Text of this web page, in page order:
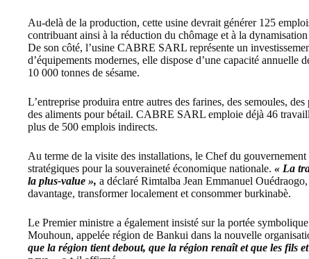
Au-delà de la production, cette usine devrait générer 125
contribuant ainsi à la réduction du chômage et à la
De son côté, l’usine CABRE SARL représente un
d’équipements modernes, elle dispose d’une capacité annuelle
10 000 tonnes de sésame.
L’entreprise produira entre autres des farines, des semoules,
des aliments pour bétail. CABRE SARL emploie déjà 46
plus de 500 emplois indirects.
Au terme de la visite des installations, le Chef du
stratégiques pour la souveraineté économique nationale. « La
la plus-value », a déclaré Rimtalba Jean Emmanuel
davantage, transformer localement et consommer burkinabè.
Le Premier ministre a également insisté sur la portée
Mouhoun, appelée région de Bankui dans la nouvelle
que la région tient debout, que la région renaît et que les fils